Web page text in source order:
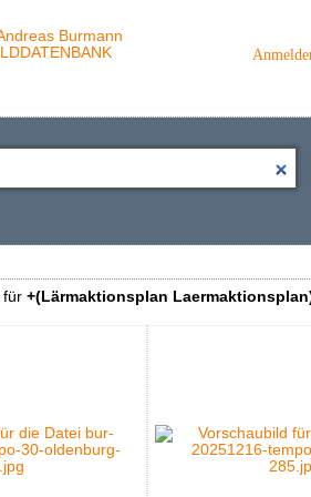
für +(Lärmaktionsplan